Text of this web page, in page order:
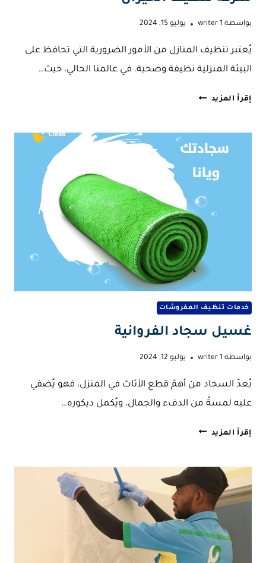
بواسطة writer 1 يوليو 15, 2024
يُعتبر تنظيف المنازل من الأمور الضرورية التي تحافظ على
البيئة المنزلية نظيفة وصحية. في عالمنا الحالي، حيث…
إقرأ المزيد شركة
خدمات تنظيف المفروشات
غسيل سجاد الفروانية
بواسطة writer 1 يوليو 12, 2024
يُعدّ السجاد من أهمّ قطع الأثاث في المنزل، فهو يُضفي
عليه لمسةً من الدفء والجمال، ويُكمل ديكوره…
إقرأ المزيد غسيل